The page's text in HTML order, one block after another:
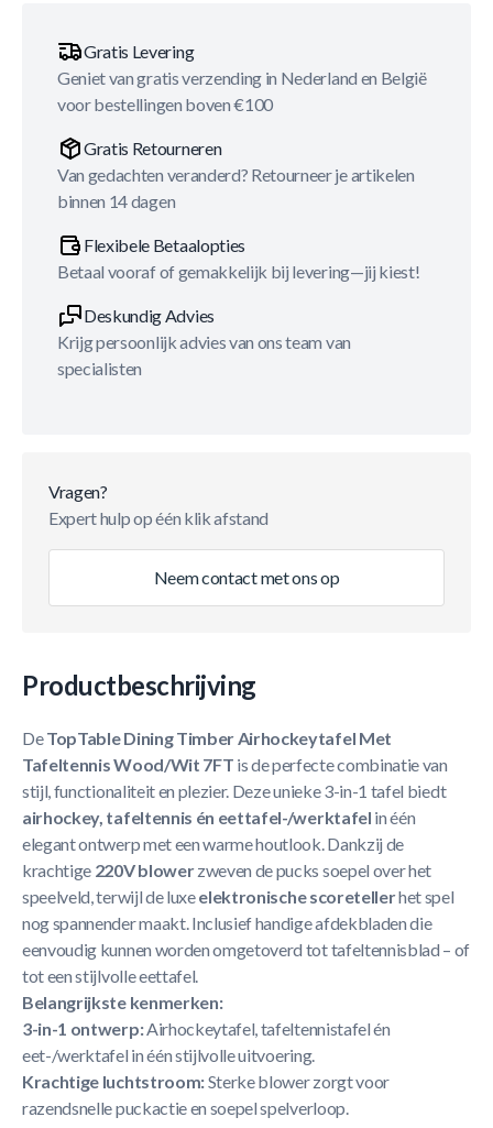
Gratis Levering
Geniet van gratis verzending in Nederland en België
voor bestellingen boven €100
Gratis Retourneren
Van gedachten veranderd? Retourneer je artikelen
binnen 14 dagen
Flexibele Betaalopties
Betaal vooraf of gemakkelijk bij levering—jij kiest!
Deskundig Advies
Krijg persoonlijk advies van ons team van
specialisten
Vragen?
Expert hulp op één klik afstand
Neem contact met ons op
Productbeschrijving
DeTopTable Dining Timber Airhockeytafel Met
Tafeltennis Wood/Wit 7FT is de perfecte combinatie van
stijl, functionaliteit en plezier. Deze unieke 3-in-1 tafel biedt
airhockey, tafeltennis én eettafel-/werktafel in één
elegant ontwerp met een warme houtlook. Dankzij de
krachtige 220V blowerzweven de pucks soepel over het
speelveld, terwijl de luxeelektronische scoretellerhet spel
nog spannender maakt. Inclusief handige afdekbladen die
eenvoudig kunnen worden omgetoverd tot tafeltennisblad – of
tot een stijlvolle eettafel.
Belangrijkste kenmerken:
3-in-1 ontwerp:Airhockeytafel, tafeltennistafel én
eet-/werktafel in één stijlvolle uitvoering.
Krachtige luchtstroom:Sterke blower zorgt voor
razendsnelle puckactie en soepel spelverloop.